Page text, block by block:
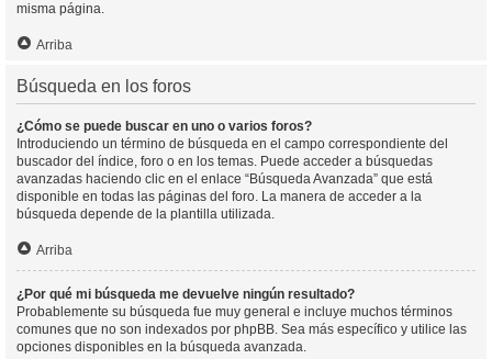
misma página.
Arriba
Búsqueda en los foros
¿Cómo se puede buscar en uno o varios foros?
Introduciendo un término de búsqueda en el campo correspondiente del
buscador del índice, foro o en los temas. Puede acceder a búsquedas
avanzadas haciendo clic en el enlace “Búsqueda Avanzada” que está
disponible en todas las páginas del foro. La manera de acceder a la
búsqueda depende de la plantilla utilizada.
Arriba
¿Por qué mi búsqueda me devuelve ningún resultado?
Probablemente su búsqueda fue muy general e incluye muchos términos
comunes que no son indexados por phpBB. Sea más específico y utilice las
opciones disponibles en la búsqueda avanzada.